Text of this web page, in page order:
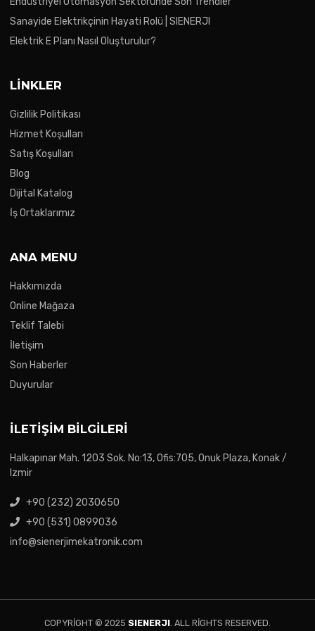
Sanayide Elektrikçinin Hayati Rolü | SIENERJI
Elektrik E Planı Nasıl Oluşturulur?
LINKLER
Gizlilik Politikası
Hizmet Koşulları
Satış Koşulları
Blog
Dijital Katalog
İş Ortaklarımız
ANA MENU
Hakkımızda
Online Mağaza
Teklif Talebi
İletişim
Son Haberler
Duyurular
İLETIŞIM BILGILERI
Halkapınar Mah. 1203 Sok. No:13, Ofis:705, Onuk Plaza, Konak /
Izmir
+90 (232) 2030650
+90 (531) 0899036
info@sienerjimekatronik.com
COPYRIGHT © 2025 SIENERJI. ALL RIGHTS RESERVED.